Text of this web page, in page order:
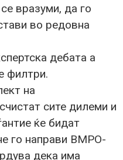
вразуми, да го
во редовна
дебата а
филтри.
на
сите дилеми и
ќе бидат
го направи ВМРО-
дека има